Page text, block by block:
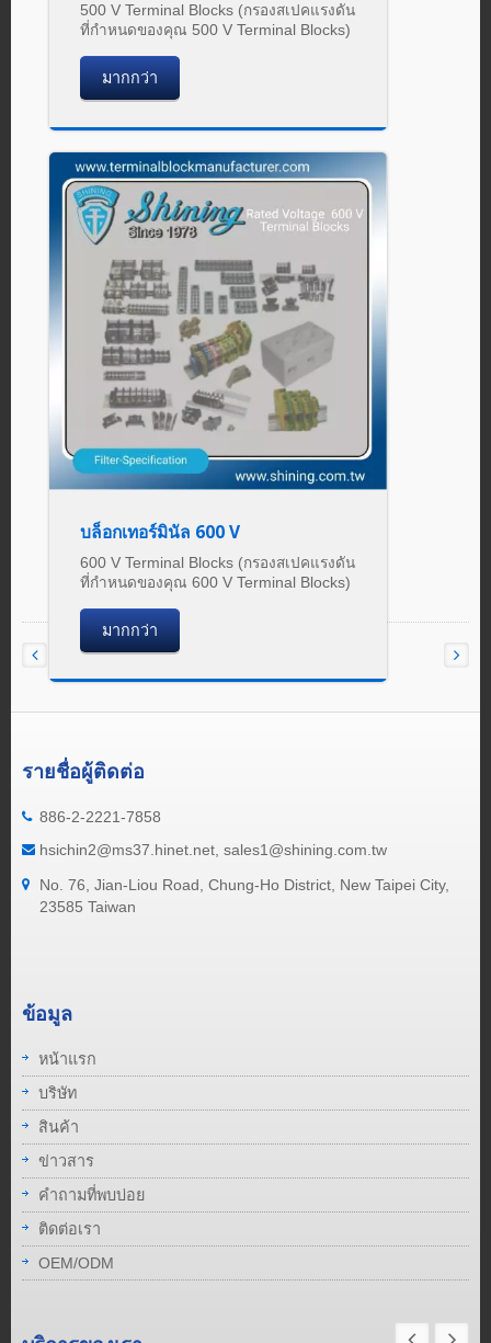
500 V Terminal Blocks (กรองสเปคแรงดัน
ที่กำหนดของคุณ 500 V Terminal Blocks)
มากกว่า
บล็อกเทอร์มินัล 600 V
600 V Terminal Blocks (กรองสเปคแรงดัน
ที่กำหนดของคุณ 600 V Terminal Blocks)
มากกว่า
รายชื่อผู้ติดต่อ
886-2-2221-7858
hsichin2@ms37.hinet.net, sales1@shining.com.tw
No. 76, Jian-Liou Road, Chung-Ho District, New Taipei City,
23585 Taiwan
ข้อมูล
หน้าแรก
บริษัท
สินค้า
ข่าวสาร
คำถามที่พบบ่อย
ติดต่อเรา
OEM/ODM